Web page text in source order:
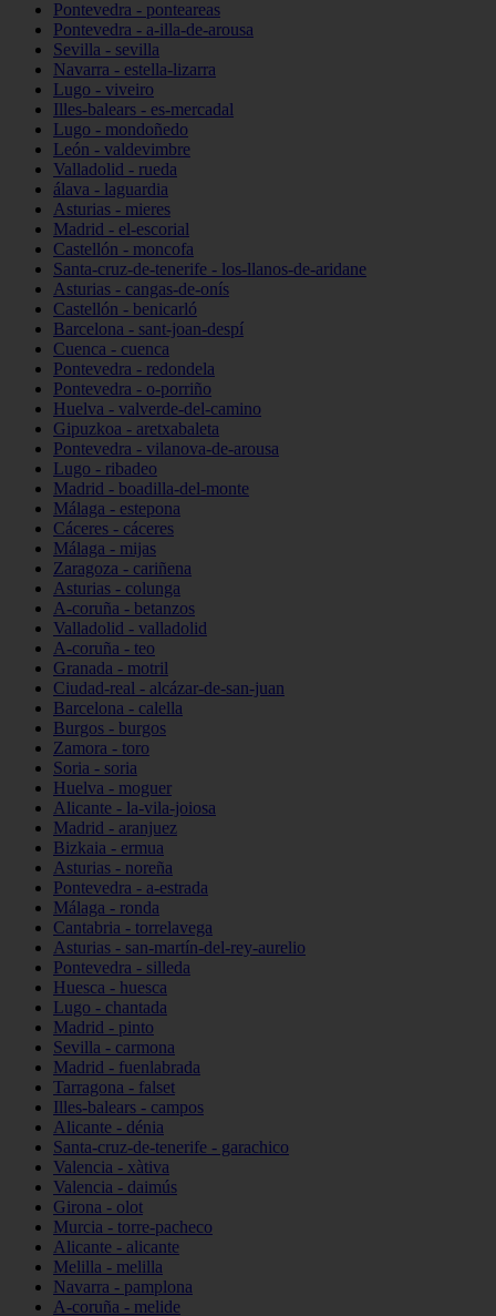
Pontevedra - ponteareas
Pontevedra - a-illa-de-arousa
Sevilla - sevilla
Navarra - estella-lizarra
Lugo - viveiro
Illes-balears - es-mercadal
Lugo - mondoñedo
León - valdevimbre
Valladolid - rueda
álava - laguardia
Asturias - mieres
Madrid - el-escorial
Castellón - moncofa
Santa-cruz-de-tenerife - los-llanos-de-aridane
Asturias - cangas-de-onís
Castellón - benicarló
Barcelona - sant-joan-despí
Cuenca - cuenca
Pontevedra - redondela
Pontevedra - o-porriño
Huelva - valverde-del-camino
Gipuzkoa - aretxabaleta
Pontevedra - vilanova-de-arousa
Lugo - ribadeo
Madrid - boadilla-del-monte
Málaga - estepona
Cáceres - cáceres
Málaga - mijas
Zaragoza - cariñena
Asturias - colunga
A-coruña - betanzos
Valladolid - valladolid
A-coruña - teo
Granada - motril
Ciudad-real - alcázar-de-san-juan
Barcelona - calella
Burgos - burgos
Zamora - toro
Soria - soria
Huelva - moguer
Alicante - la-vila-joiosa
Madrid - aranjuez
Bizkaia - ermua
Asturias - noreña
Pontevedra - a-estrada
Málaga - ronda
Cantabria - torrelavega
Asturias - san-martín-del-rey-aurelio
Pontevedra - silleda
Huesca - huesca
Lugo - chantada
Madrid - pinto
Sevilla - carmona
Madrid - fuenlabrada
Tarragona - falset
Illes-balears - campos
Alicante - dénia
Santa-cruz-de-tenerife - garachico
Valencia - xàtiva
Valencia - daimús
Girona - olot
Murcia - torre-pacheco
Alicante - alicante
Melilla - melilla
Navarra - pamplona
A-coruña - melide